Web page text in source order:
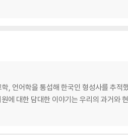
, 언어학을 통섭해 한국인 형성사를 추
에 대한 담대한 이야기는 우리의 과거와